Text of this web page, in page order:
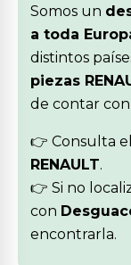
Somos un
a toda
distintos
piezas
de contar
👉 Consulta
RENAULT.
👉 Si no
con
encontrarla.